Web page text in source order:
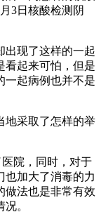
3日核酸检测阴
出现了这样的一起
看起来可怕，但是
一起病例也并不是
地采取了怎样的举
院，同时，对于
也加大了消毒的力
做法也是非常有效
。